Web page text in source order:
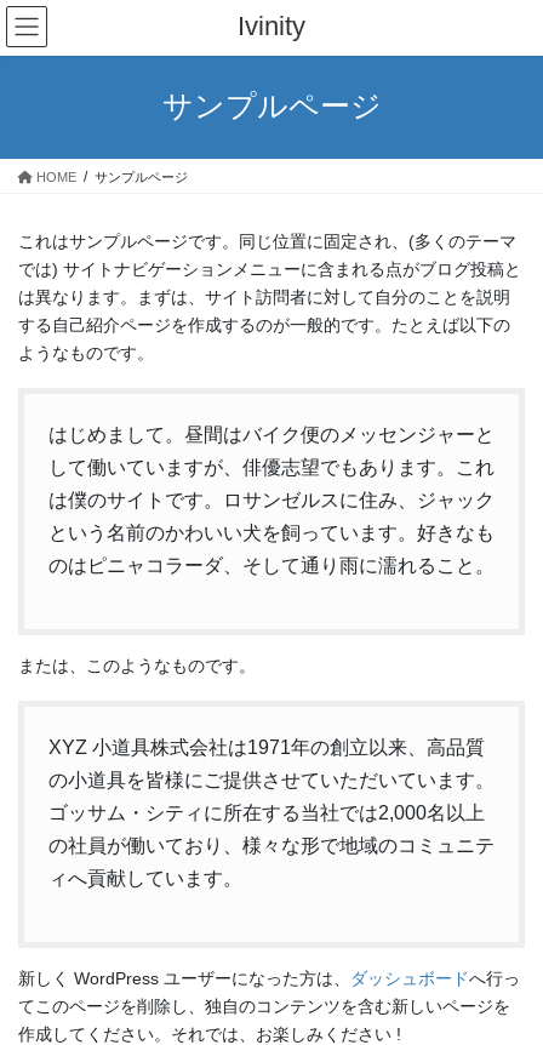
コ
ン
テ
ス
ナ
ビ
ゲ
ン
Ivinity
サンプルページ
HOME サンプルページ
これはサンプルページです。同じ位置に固定され、(多くのテーマ
では) サイトナビゲーションメニューに含まれる点がブログ投稿と
は異なります。まずは、サイト訪問者に対して自分のことを説明
する自己紹介ページを作成するのが一般的です。たとえば以下の
ようなものです。
はじめまして。昼間はバイク便のメッセンジャーと
して働いていますが、俳優志望でもあります。これ
は僕のサイトです。ロサンゼルスに住み、ジャック
という名前のかわいい犬を飼っています。好きなも
のはピニャコラーダ、そして通り雨に濡れること。
または、このようなものです。
XYZ 小道具株式会社は1971年の創立以来、高品質
の小道具を皆様にご提供させていただいています。
ゴッサム・シティに所在する当社では2,000名以上
の社員が働いており、様々な形で地域のコミュニテ
ィへ貢献しています。
新しく WordPress ユーザーになった方は、 ダッシュボードへ行っ
てこのページを削除し、独自のコンテンツを含む新しいページを
作成してください。それでは、お楽しみください !